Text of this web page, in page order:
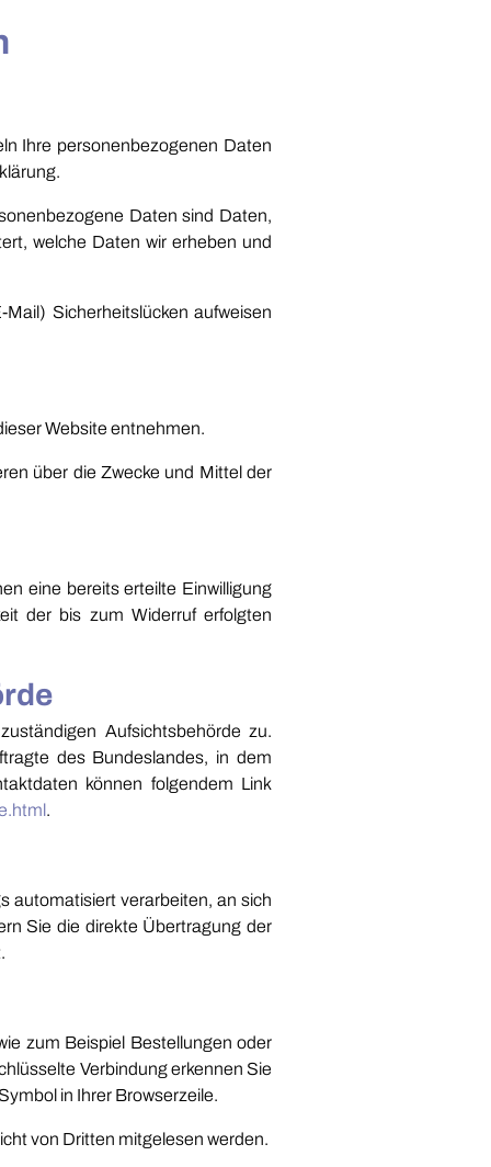
Ihre personenbezogenen Daten
Daten sind Daten,
welche Daten wir erheben und
Sicherheitslücken aufweisen
Website entnehmen.
über die Zwecke und Mittel der
eine bereits erteilte Einwilligung
der bis zum Widerruf erfolgten
Aufsichtsbehörde zu.
des Bundeslandes, in dem
können folgendem Link
.
automatisiert verarbeiten, an sich
Sie die direkte Übertragung der
zum Beispiel Bestellungen oder
Verbindung erkennen Sie
in Ihrer Browserzeile.
von Dritten mitgelesen werden.